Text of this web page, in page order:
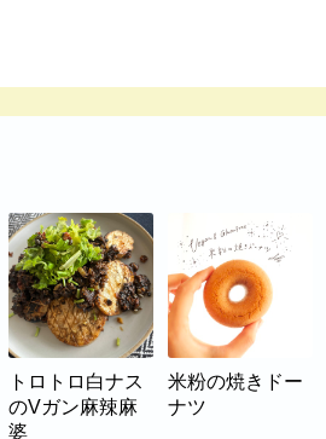
トロトロ白ナス
のVガン麻辣麻
婆
米粉の焼きドー
ナツ